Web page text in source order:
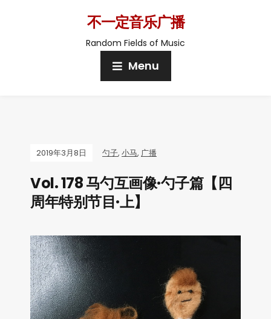
不一定音乐广播
Random Fields of Music
Menu
2019年3月8日 勺子, 小马, 广播
Vol. 178 马勺互画像·勺子篇【四
周年特别节目·上】